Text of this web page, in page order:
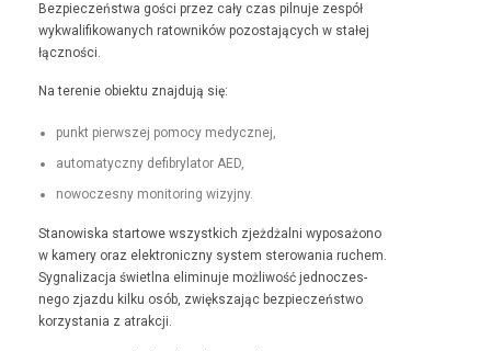
Bez­pieczeńst­wa goś­ci przez cały czas pil­nu­je zespół
wyk­wal­i­fikowanych ratown­ików pozosta­ją­cych w stałej
łączności.
Na tere­nie obiek­tu zna­j­du­ją się:
punkt pier­wszej pomo­cy medycznej,
automaty­czny defi­bry­la­tor AED,
nowoczes­ny mon­i­tor­ing wizyjny.
Stanowiska star­towe wszys­t­kich zjeżdżal­ni wyposażono
w kamery oraz elek­tron­iczny sys­tem sterowa­nia ruchem.
Syg­nal­iza­c­ja świ­etl­na elimin­u­je możli­wość jed­noczes­
nego zjaz­du kilku osób, zwięk­sza­jąc bez­pieczeńst­wo
korzys­ta­nia z atrakcji.